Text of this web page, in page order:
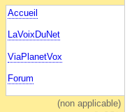
Accueil
LaVoixDuNet
ViaPlanetVox
Forum
(non applicable)